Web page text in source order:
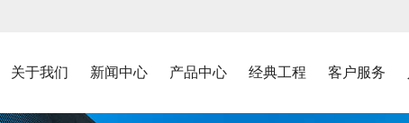
关于我们 新闻中心 产品中心 经典工程 客户服务